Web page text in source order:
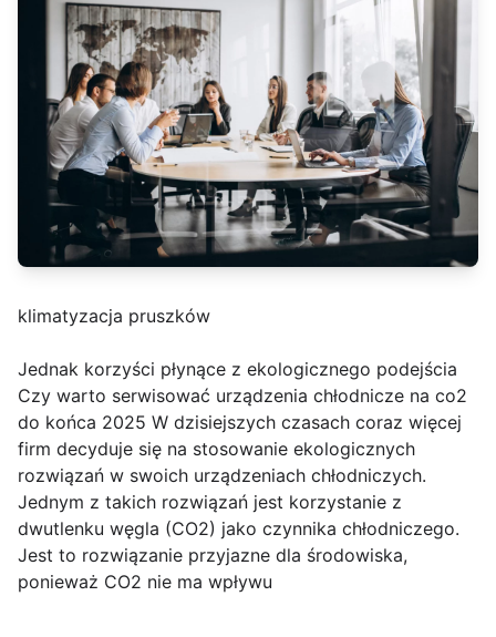
klimatyzacja pruszków
Jednak korzyści płynące z ekologicznego podejścia
Czy warto serwisować urządzenia chłodnicze na co2
do końca 2025 W dzisiejszych czasach coraz więcej
firm decyduje się na stosowanie ekologicznych
rozwiązań w swoich urządzeniach chłodniczych.
Jednym z takich rozwiązań jest korzystanie z
dwutlenku węgla (CO2) jako czynnika chłodniczego.
Jest to rozwiązanie przyjazne dla środowiska,
ponieważ CO2 nie ma wpływu